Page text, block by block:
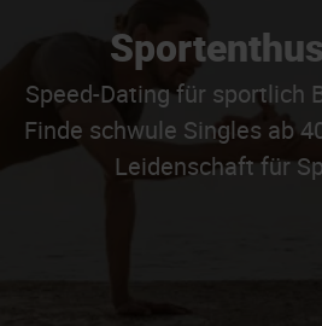
Speed-Dating für sportlich
Finde schwule Singles ab
Leidenschaft für